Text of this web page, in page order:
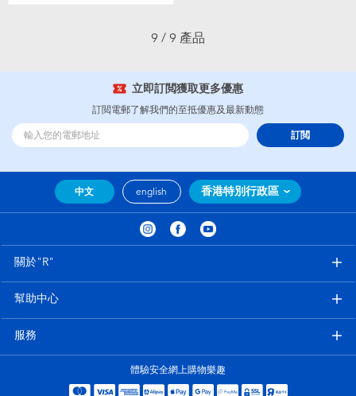
9 / 9 產品
立即訂閲獲取更多優惠
訂閲電郵了解我們的至抵優惠及最新動態
訂閲
中文 english 香港特別行政區
關於"R"
幫助中心
服務
體驗安全網上購物樂趣